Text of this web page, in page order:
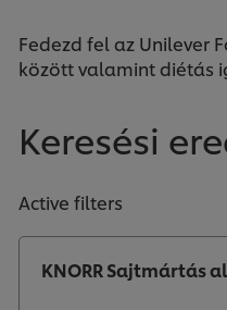
Fedezd fel az Unilever
között valamint diétás
Keresési
Active filters
KNORR Sajtmártás